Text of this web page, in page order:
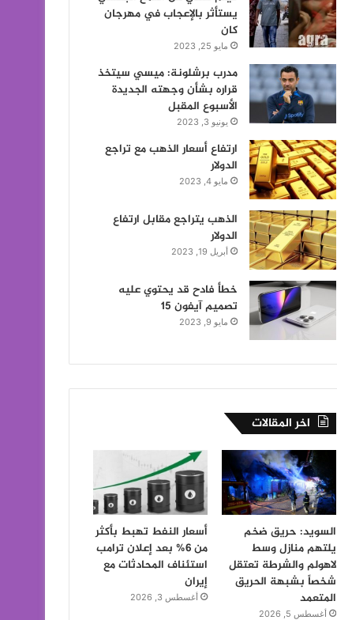
يستأثر بالإعجاب في مهرجان
كان
مايو 25, 2023
مدرب برشلونة: ميسي سيتخذ
قراره بشأن وجهته الجديدة
الأسبوع المقبل
يونيو 3, 2023
ارتفاع أسعار الذهب مع تراجع
الدولار
مايو 4, 2023
الذهب يتراجع مقابل ارتفاع
الدولار
أبريل 19, 2023
خطأ فادح قد يحتوي عليه
تصميم آيفون 15
مايو 9, 2023
اخر المقالات
السويد: حريق ضخم
يلتهم منازل وسط
لاهولم والشرطة تعتقل
شخصاً بشبهة الحريق
المتعمد
أغسطس 5, 2026
أسعار النفط تهبط بأكثر
من 6% بعد إعلان ترامب
استئناف المحادثات مع
إيران
أغسطس 3, 2026